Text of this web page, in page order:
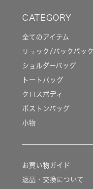
全てのアイテム
リュック/バックパック
ショルダーバッグ
トートバッグ
クロスボディ
ボストンバッグ
小物
お買い物ガイド
返品・交換について